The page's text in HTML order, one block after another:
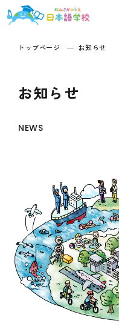
トップページ お知らせ
お知らせ
NEWS